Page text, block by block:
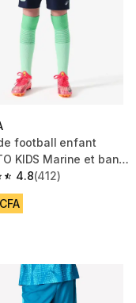
football enfant
KIDS Marine et bande
4.8
of 5 stars from 412
(412)